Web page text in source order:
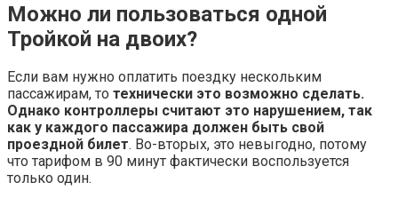
Можно ли пользоваться одной
Тройкой на двоих?
Если вам нужно оплатить поездку нескольким
пассажирам, то технически это возможно сделать.
Однако контроллеры считают это нарушением, так
как у каждого пассажира должен быть свой
проездной билет. Во-вторых, это невыгодно, потому
что тарифом в 90 минут фактически воспользуется
только один.